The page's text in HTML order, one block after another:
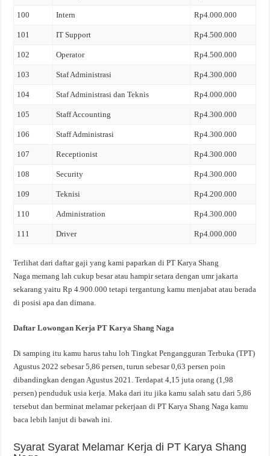
100 Intern Rp4.000.000
101 IT Support Rp4.500.000
102 Operator Rp4.500.000
103 Staf Administrasi Rp4.300.000
104 Staf Administrasi dan Teknis Rp4.000.000
105 Staff Accounting Rp4.300.000
106 Staff Administrasi Rp4.300.000
107 Receptionist Rp4.300.000
108 Security Rp4.300.000
109 Teknisi Rp4.200.000
110 Administration Rp4.300.000
111 Driver Rp4.000.000
Terlihat dari daftar gaji yang kami paparkan di PT Karya Shang
Naga memang lah cukup besar atau hampir setara dengan umr jakarta
sekarang yaitu Rp 4.900.000 tetapi tergantung kamu menjabat atau berada
di posisi apa dan dimana.
Daftar Lowongan Kerja PT Karya Shang Naga
Di samping itu kamu harus tahu loh Tingkat Pengangguran Terbuka (TPT)
Agustus 2022 sebesar 5,86 persen, turun sebesar 0,63 persen poin
dibandingkan dengan Agustus 2021. Terdapat 4,15 juta orang (1,98
persen) penduduk usia kerja. Maka dari itu jika kamu salah satu dari 5,86
tersebut dan berminat melamar pekerjaan di PT Karya Shang Naga kamu
baca lebih lanjut di bawah ini.
Syarat Syarat Melamar Kerja di PT Karya Shang